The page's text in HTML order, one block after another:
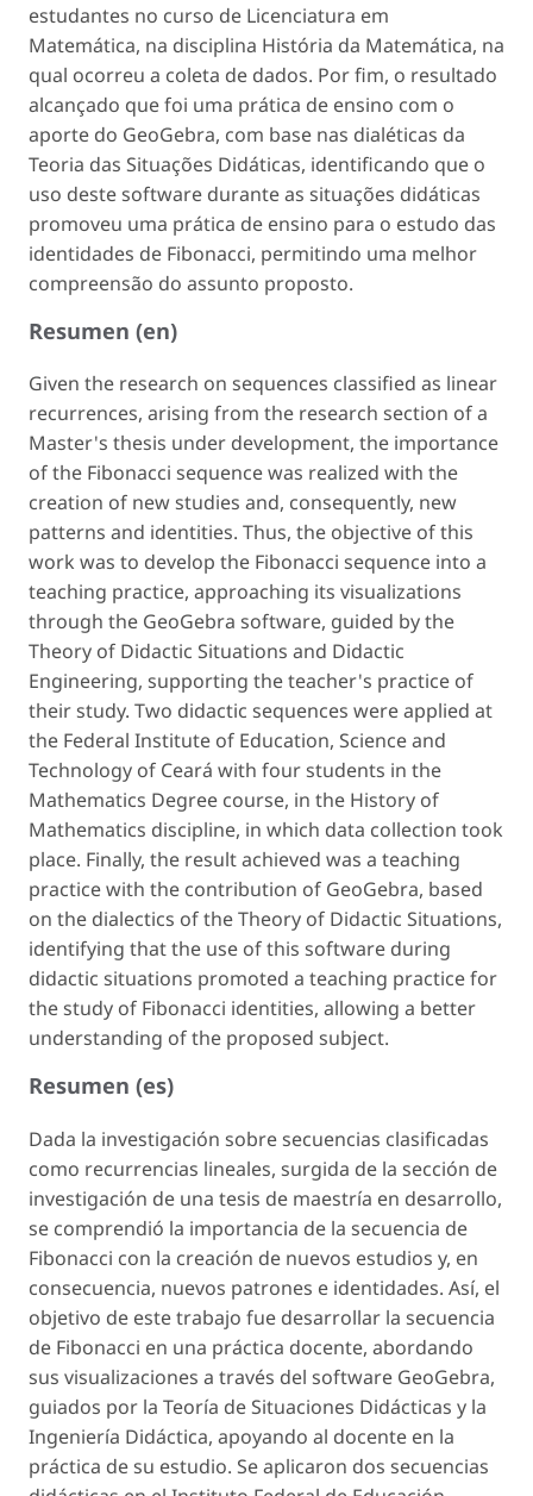
estudantes no curso de Licenciatura em
Matemática, na disciplina História da Matemática, na
qual ocorreu a coleta de dados. Por fim, o resultado
alcançado que foi uma prática de ensino com o
aporte do GeoGebra, com base nas dialéticas da
Teoria das Situações Didáticas, identificando que o
uso deste software durante as situações didáticas
promoveu uma prática de ensino para o estudo das
identidades de Fibonacci, permitindo uma melhor
compreensão do assunto proposto.
Resumen (en)
Given the research on sequences classified as linear
recurrences, arising from the research section of a
Master's thesis under development, the importance
of the Fibonacci sequence was realized with the
creation of new studies and, consequently, new
patterns and identities. Thus, the objective of this
work was to develop the Fibonacci sequence into a
teaching practice, approaching its visualizations
through the GeoGebra software, guided by the
Theory of Didactic Situations and Didactic
Engineering, supporting the teacher's practice of
their study. Two didactic sequences were applied at
the Federal Institute of Education, Science and
Technology of Ceará with four students in the
Mathematics Degree course, in the History of
Mathematics discipline, in which data collection took
place. Finally, the result achieved was a teaching
practice with the contribution of GeoGebra, based
on the dialectics of the Theory of Didactic Situations,
identifying that the use of this software during
didactic situations promoted a teaching practice for
the study of Fibonacci identities, allowing a better
understanding of the proposed subject.
Resumen (es)
Dada la investigación sobre secuencias clasificadas
como recurrencias lineales, surgida de la sección de
investigación de una tesis de maestría en desarrollo,
se comprendió la importancia de la secuencia de
Fibonacci con la creación de nuevos estudios y, en
consecuencia, nuevos patrones e identidades. Así, el
objetivo de este trabajo fue desarrollar la secuencia
de Fibonacci en una práctica docente, abordando
sus visualizaciones a través del software GeoGebra,
guiados por la Teoría de Situaciones Didácticas y la
Ingeniería Didáctica, apoyando al docente en la
práctica de su estudio. Se aplicaron dos secuencias